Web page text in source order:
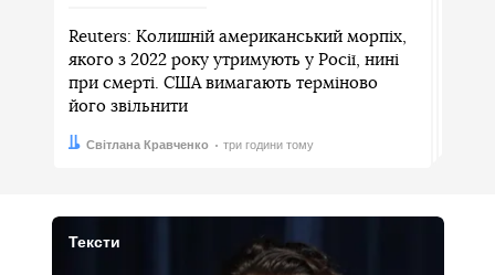
Reuters: Колишній американський морпіх,
якого з 2022 року утримують у Росії, нині
при смерті. США вимагають терміново
його звільнити
Автор:
Світлана Кравченко
Дата: три години тому
Тексти